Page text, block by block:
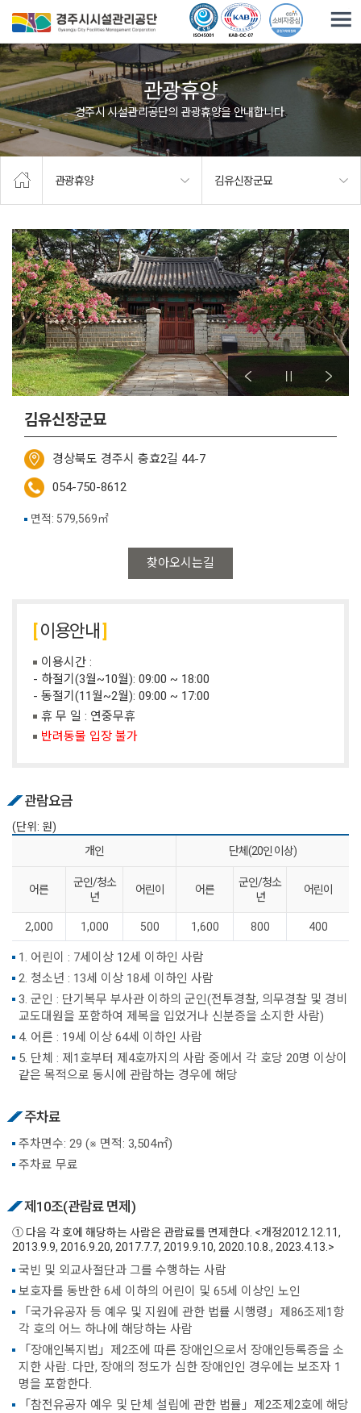
관광휴양
경주시 시설관리공단의 관광휴양을 안내합니다.
관광휴양 김유신장군묘
김유신장군묘
경상북도 경주시 충효2길 44-7
054-750-8612
찾아오시는길
면적: 579,569㎡
이용안내
이용시간 :
- 하절기(3월~10월): 09:00 ~ 18:00
- 동절기(11월~2월): 09:00 ~ 17:00
휴 무 일 : 연중무휴
반려동물 입장 불가
관람요금
(단위: 원)
개인
단체(20인 이상)
어른
군인/청소
년
어린이 어른
군인/청소
년
어린이
2,000 1,000 500 1,600 800 400
1. 어린이 : 7세이상 12세 이하인 사람
2. 청소년 : 13세 이상 18세 이하인 사람
3. 군인 : 단기복무 부사관 이하의 군인(전투경찰, 의무경찰 및 경비
교도대원을 포함하여 제복을 입었거나 신분증을 소지한 사람)
4. 어른 : 19세 이상 64세 이하인 사람
5. 단체 : 제1호부터 제4호까지의 사람 중에서 각 호당 20명 이상이
같은 목적으로 동시에 관람하는 경우에 해당
주차료
주차면수: 29 (※ 면적: 3,504㎡)
주차료 무료
제10조(관람료 면제)
① 다음 각 호에 해당하는 사람은 관람료를 면제한다. <개정2012.12.11,
2013.9.9, 2016.9.20, 2017.7.7, 2019.9.10, 2020.10.8., 2023.4.13.>
국빈 및 외교사절단과 그를 수행하는 사람
보호자를 동반한 6세 이하의 어린이 및 65세 이상인 노인
「국가유공자 등 예우 및 지원에 관한 법률 시행령」제86조제1항
각 호의 어느 하나에 해당하는 사람
「장애인복지법」제2조에 따른 장애인으로서 장애인등록증을 소
지한 사람. 다만, 장애의 정도가 심한 장애인인 경우에는 보조자 1
명을 포함한다.
「참전유공자 예우 및 단체 설립에 관한 법률」제2조제2호에 해당